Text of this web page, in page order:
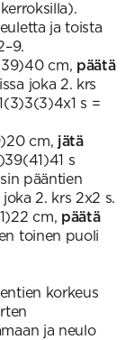
ja toista
cm, päätä
joka 2. krs
s =
cm, jätä
s
pääntien
2. krs 2x2 s.
cm, päätä
toinen puoli
korkeus
ja neulo